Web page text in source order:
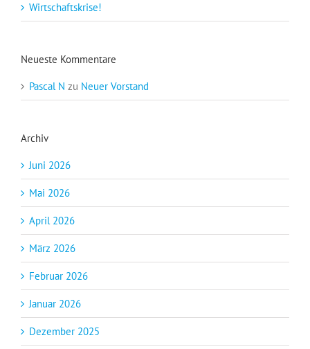
Wirtschaftskrise!
Neueste Kommentare
Pascal N zu Neuer Vorstand
Archiv
Juni 2026
Mai 2026
April 2026
März 2026
Februar 2026
Januar 2026
Dezember 2025